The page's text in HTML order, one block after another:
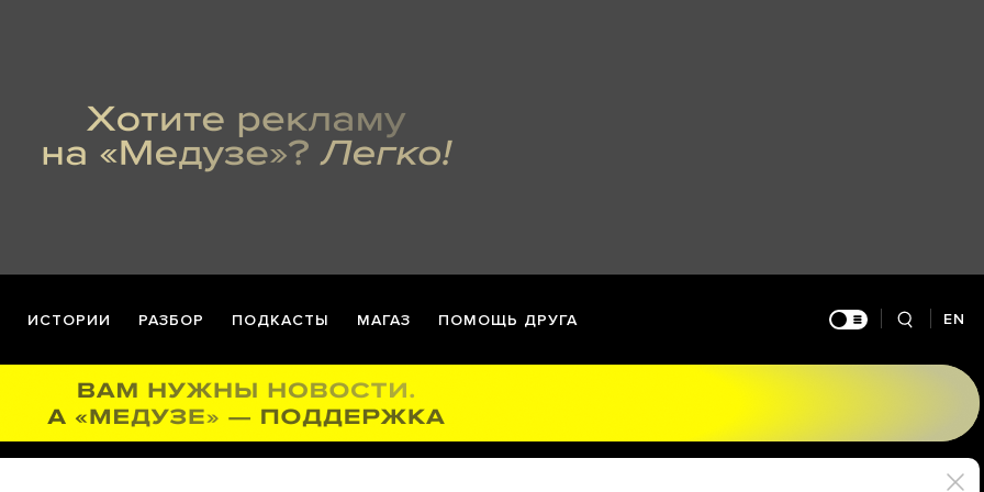
ИСТОРИИ РАЗБОР ПОДКАСТЫ МАГАЗ ПОМОЩЬ ДРУГА EN